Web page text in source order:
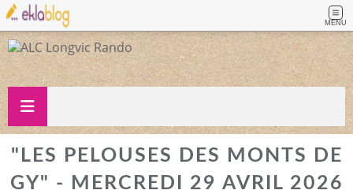
MENU
"LES PELOUSES DES MONTS DE
GY" - MERCREDI 29 AVRIL 2026